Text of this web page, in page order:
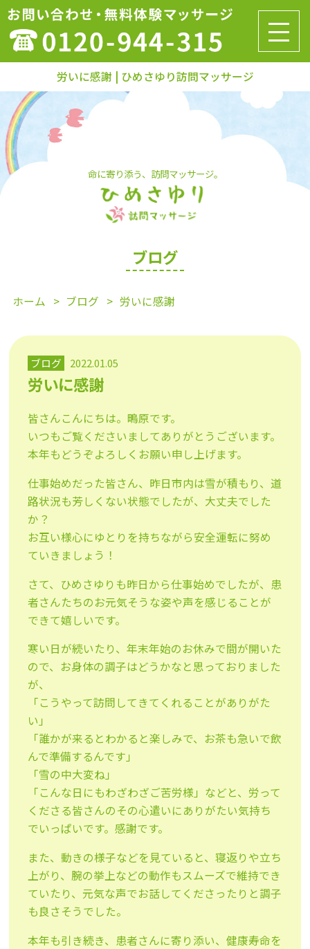
労いに感謝 | ひめさゆり訪問マッサージ
命に寄り添う、訪問マッサージ。
ブログ
ホーム ブログ 労いに感謝
ブログ 2022.01.05
労いに感謝
皆さんこんにちは。鴫原です。
いつもご覧くださいましてありがとうございます。
本年もどうぞよろしくお願い申し上げます。
仕事始めだった皆さん、昨日市内は雪が積もり、道
路状況も芳しくない状態でしたが、大丈夫でした
か？
お互い様心にゆとりを持ちながら安全運転に努め
ていきましょう！
さて、ひめさゆりも昨日から仕事始めでしたが、患
者さんたちのお元気そうな姿や声を感じることが
できて嬉しいです。
寒い日が続いたり、年末年始のお休みで間が開いた
ので、お身体の調子はどうかなと思っておりました
が、
「こうやって訪問してきてくれることがありがた
い」
「誰かが来るとわかると楽しみで、お茶も急いで飲
んで準備するんです」
「雪の中大変ね」
「こんな日にもわざわざご苦労様」などと、労って
くださる皆さんのその心遣いにありがたい気持ち
でいっぱいです。感謝です。
また、動きの様子などを見ていると、寝返りや立ち
上がり、腕の挙上などの動作もスムーズで維持でき
ていたり、元気な声でお話してくださったりと調子
も良さそうでした。
本年も引き続き、患者さんに寄り添い、健康寿命を